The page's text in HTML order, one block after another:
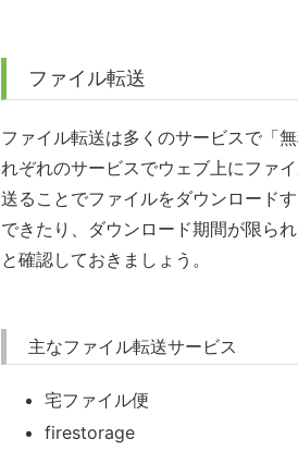
ファイル転送
ファイル転送は多くのサービスで「
れぞれのサービスでウェブ上にファ
送ることでファイルをダウンロード
できたり、ダウンロード期間が限ら
と確認しておきましょう。
主なファイル転送サービス
宅ファイル便
firestorage